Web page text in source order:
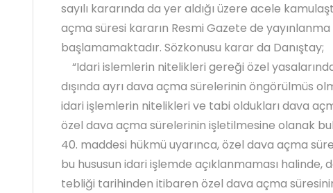
sayılı kararında da yer aldığı üzere acele
açma süresi kararın Resmi Gazete de
başlamamaktadır. Sözkonusu karar da Danıştay;
“Idari islemlerin nitelikleri gereği özel
dışında ayrı dava açma sürelerinin öngörülmüs
idari işlemlerin nitelikleri ve tabi oldukları dava
özel dava açma sürelerinin işletilmesine olanak
40. maddesi hükmü uyarınca, özel dava açma
bu hususun idari işlemde açıklanmaması halinde,
tebliği tarihinden itibaren özel dava açma